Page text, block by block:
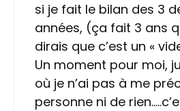
si je fait le bilan des 3
années, (ça fait 3 ans
dirais que c’est un «
Un moment pour moi,
où je n’ai pas à me
personne ni de